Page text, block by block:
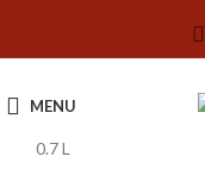
MENU
0.7 L